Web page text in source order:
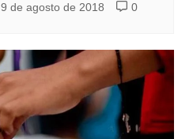
9 de agosto de 2018 0